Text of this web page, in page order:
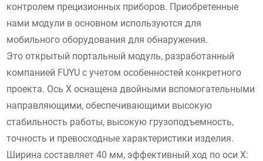
контролем прецизионных приборов. Приобретенные
нами модули в основном используются для
мобильного оборудования для обнаружения.
Это открытый портальный модуль, разработанный
компанией FUYU с учетом особенностей конкретного
проекта. Ось X оснащена двойными вспомогательными
направляющими, обеспечивающими высокую
стабильность работы, высокую грузоподъемность,
точность и превосходные характеристики изделия.
Ширина составляет 40 мм, эффективный ход по оси X: